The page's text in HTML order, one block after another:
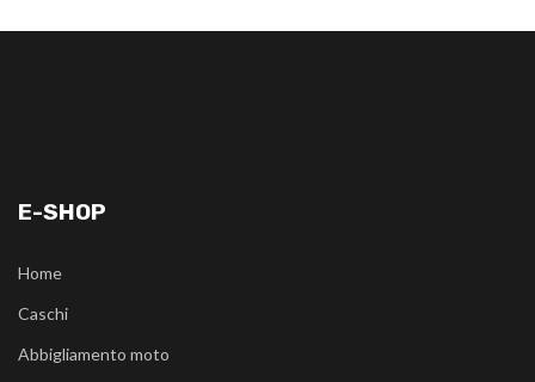
E-SHOP
Home
Caschi
Abbigliamento moto